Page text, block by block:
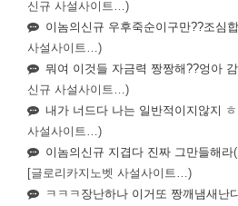
신규 사설사이트…)
이놈의신규 우후죽순이구만??조심
사설사이트…)
뭐여 이것들 자금력 짱짱해??엉아
신규 사설사이트…)
내가 너드다 나는 일반적이지않지 ㅎ
사설사이트…)
이놈의신규 지겹다 진짜 그만들해라
[글로리카지노벳 사설사이트…)
ㅋㅋㅋ장난하나 이거또 짱깨냄새난